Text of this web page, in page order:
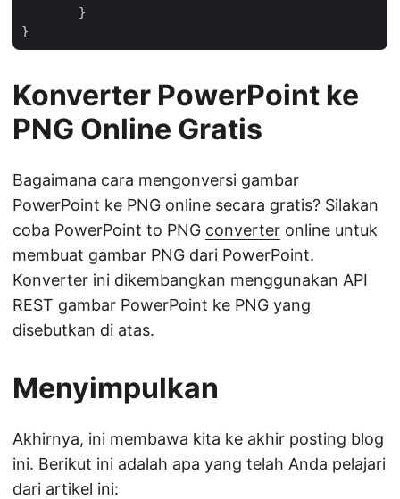
Konverter PowerPoint ke
PNG Online Gratis
Bagaimana cara mengonversi gambar
PowerPoint ke PNG online secara gratis? Silakan
coba PowerPoint to PNG converter online untuk
membuat gambar PNG dari PowerPoint.
Konverter ini dikembangkan menggunakan API
REST gambar PowerPoint ke PNG yang
disebutkan di atas.
Menyimpulkan
Akhirnya, ini membawa kita ke akhir posting blog
ini. Berikut ini adalah apa yang telah Anda pelajari
dari artikel ini: